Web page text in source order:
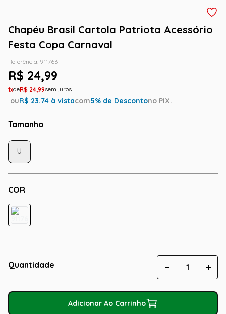
Chapéu Brasil Cartola Patriota Acessório
Festa Copa Carnaval
Referência: 911763
R$ 24,99
1 R$ 24,99
ouR$ 23.74 à vistacom5% de Descontono PIX.
Tamanho
COR
U
Quantidade ＋
－
Adicionar Ao Carrinho